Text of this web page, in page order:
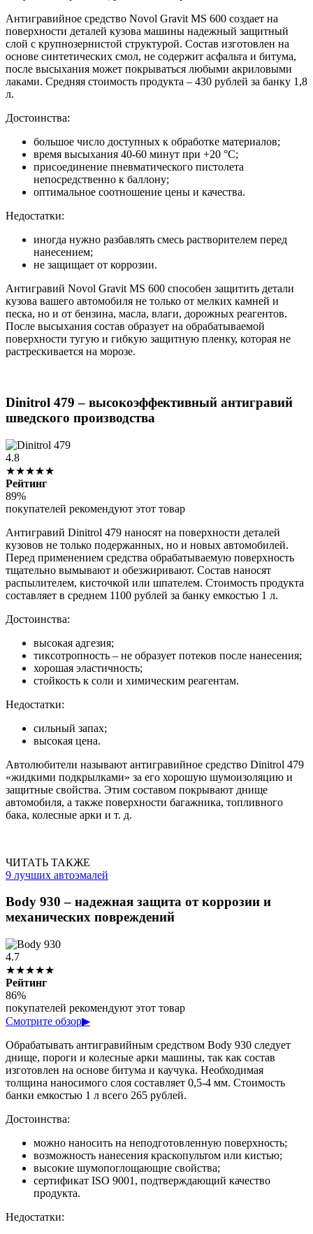
Антигравийное средство Novol Gravit MS 600 создает на
поверхности деталей кузова машины надежный защитный
слой с крупнозернистой структурой. Состав изготовлен на
основе синтетических смол, не содержит асфальта и битума,
после высыхания может покрываться любыми акриловыми
лаками. Средняя стоимость продукта – 430 рублей за банку 1,8
л.
Достоинства:
большое число доступных к обработке материалов;
время высыхания 40-60 минут при +20 °С;
присоединение пневматического пистолета
непосредственно к баллону;
оптимальное соотношение цены и качества.
Недостатки:
иногда нужно разбавлять смесь растворителем перед
нанесением;
не защищает от коррозии.
Антигравий Novol Gravit MS 600 способен защитить детали
кузова вашего автомобиля не только от мелких камней и
песка, но и от бензина, масла, влаги, дорожных реагентов.
После высыхания состав образует на обрабатываемой
поверхности тугую и гибкую защитную пленку, которая не
растрескивается на морозе.
Dinitrol 479 – высокоэффективный антигравий
шведского производства
4.8
★★★★★
Рейтинг
89%
покупателей рекомендуют этот товар
Антигравий Dinitrol 479 наносят на поверхности деталей
кузовов не только подержанных, но и новых автомобилей.
Перед применением средства обрабатываемую поверхность
тщательно вымывают и обезжиривают. Состав наносят
распылителем, кисточкой или шпателем. Стоимость продукта
составляет в среднем 1100 рублей за банку емкостью 1 л.
Достоинства:
высокая адгезия;
тиксотропность – не образует потеков после нанесения;
хорошая эластичность;
стойкость к соли и химическим реагентам.
Недостатки:
сильный запах;
высокая цена.
Автолюбители называют антигравийное средство Dinitrol 479
«жидкими подкрылками» за его хорошую шумоизоляцию и
защитные свойства. Этим составом покрывают днище
автомобиля, а также поверхности багажника, топливного
бака, колесные арки и т. д.
ЧИТАТЬ ТАКЖЕ
9 лучших автоэмалей
Body 930 – надежная защита от коррозии и
механических повреждений
4.7
★★★★★
Рейтинг
86%
покупателей рекомендуют этот товар
Смотрите обзор▶
Обрабатывать антигравийным средством Body 930 следует
днище, пороги и колесные арки машины, так как состав
изготовлен на основе битума и каучука. Необходимая
толщина наносимого слоя составляет 0,5-4 мм. Стоимость
банки емкостью 1 л всего 265 рублей.
Достоинства:
можно наносить на неподготовленную поверхность;
возможность нанесения краскопультом или кистью;
высокие шумопоглощающие свойства;
сертификат ISO 9001, подтверждающий качество
продукта.
Недостатки: